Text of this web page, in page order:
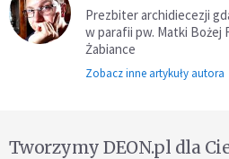
Prezbiter archidiecezji
w parafii pw. Matki Bożej
Żabiance
Zobacz inne artykuły autora
Tworzymy DEON.pl dla